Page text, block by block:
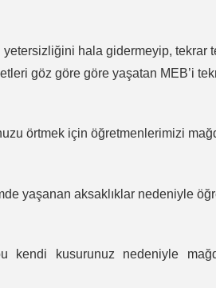
yetersizliğini hala gidermeyip, tekrar
göz göre göre yaşatan MEB’i
örtmek için öğretmenlerimizi
yaşanan aksaklıklar nedeniyle
kendi kusurunuz nedeniyle